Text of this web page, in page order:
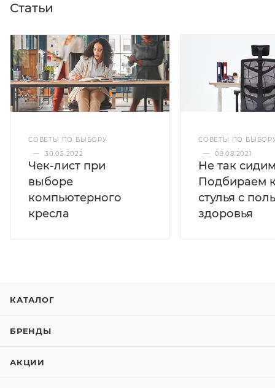
Статьи
СОВЕТЫ ПО ВЫБОРУ
—
30.05.2022
Чек-лист при
выборе
компьютерного
кресла
СОВЕТЫ ПО
—
09.08.2021
Не так
Подбираем
стулья с
здоровья
КАТАЛОГ
БРЕНДЫ
АКЦИИ